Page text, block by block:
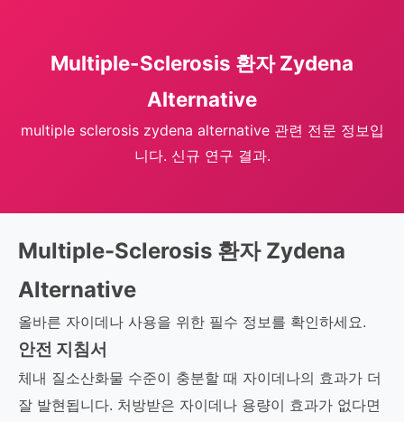
Multiple-Sclerosis 환자 Zydena
Alternative
multiple sclerosis zydena alternative 관련 전문 정보입
니다. 신규 연구 결과.
Multiple-Sclerosis 환자 Zydena
Alternative
올바른 자이데나 사용을 위한 필수 정보를 확인하세요.
안전 지침서
체내 질소산화물 수준이 충분할 때 자이데나의 효과가 더
잘 발현됩니다. 처방받은 자이데나 용량이 효과가 없다면